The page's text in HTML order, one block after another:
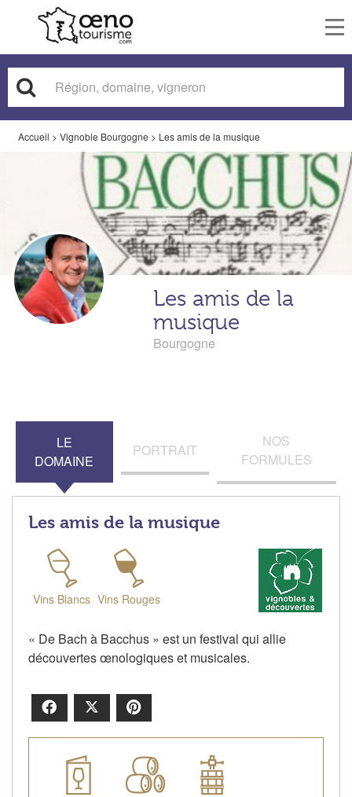
Accueil > Vignoble Bourgogne > Les amis de la musique
Les amis de la
musique
Bourgogne
LE
DOMAINE
PORTRAIT
NOS
FORMULES
Les amis de la musique
Vins Blancs Vins Rouges
« De Bach à Bacchus » est un festival qui allie
découvertes œnologiques et musicales.
Facebook